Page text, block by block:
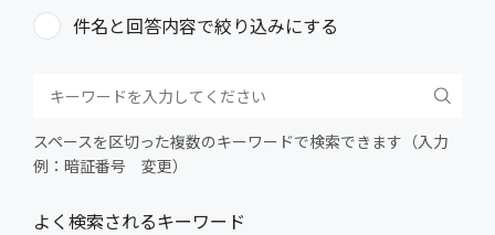
件名と回答内容で絞り込みにする
スペースを区切った複数のキーワードで検索できます（入力
例：暗証番号 変更）
よく検索されるキーワード